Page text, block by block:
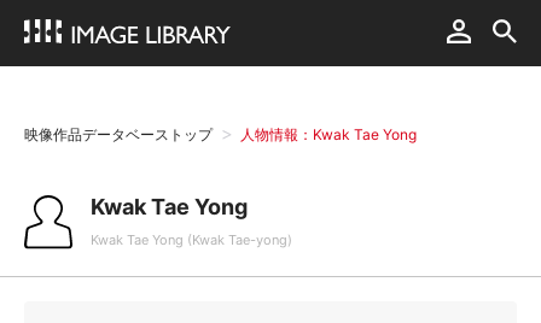
映像作品データベーストップ 人物情報：Kwak Tae Yong
Kwak Tae Yong
Kwak Tae Yong (Kwak Tae-yong)